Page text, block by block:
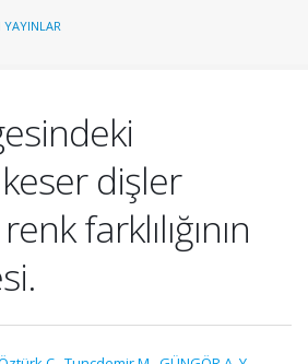
YAYINLAR
dişler
farklılığının